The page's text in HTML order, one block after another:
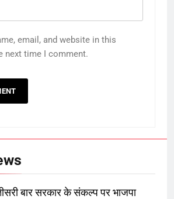
email, and website in this
next time I comment.
बार सरकार के संकल्प पर भाजपा